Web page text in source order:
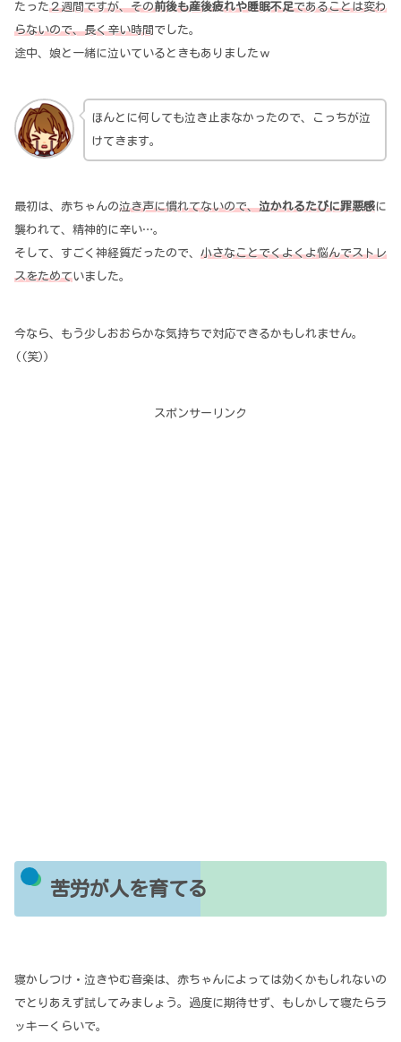
たった２週間ですが、その前後も産後疲れや睡眠不足であることは変わ
らないので、長く辛い時間でした。
途中、娘と一緒に泣いているときもありましたｗ
ほんとに何しても泣き止まなかったので、こっちが泣
けてきます。
最初は、赤ちゃんの泣き声に慣れてないので、泣かれるたびに罪悪感に
襲われて、精神的に辛い…。
そして、すごく神経質だったので、 小さなことでくよくよ悩んでストレ
スをためていました。
今なら、もう少しおおらかな気持ちで対応できるかもしれません。
((笑))
スポンサーリンク
苦労が人を育てる
寝かしつけ・泣きやむ音楽は、赤ちゃんによっては効くかもしれないの
でとりあえず試してみましょう。過度に期待せず、もしかして寝たらラ
ッキーくらいで。